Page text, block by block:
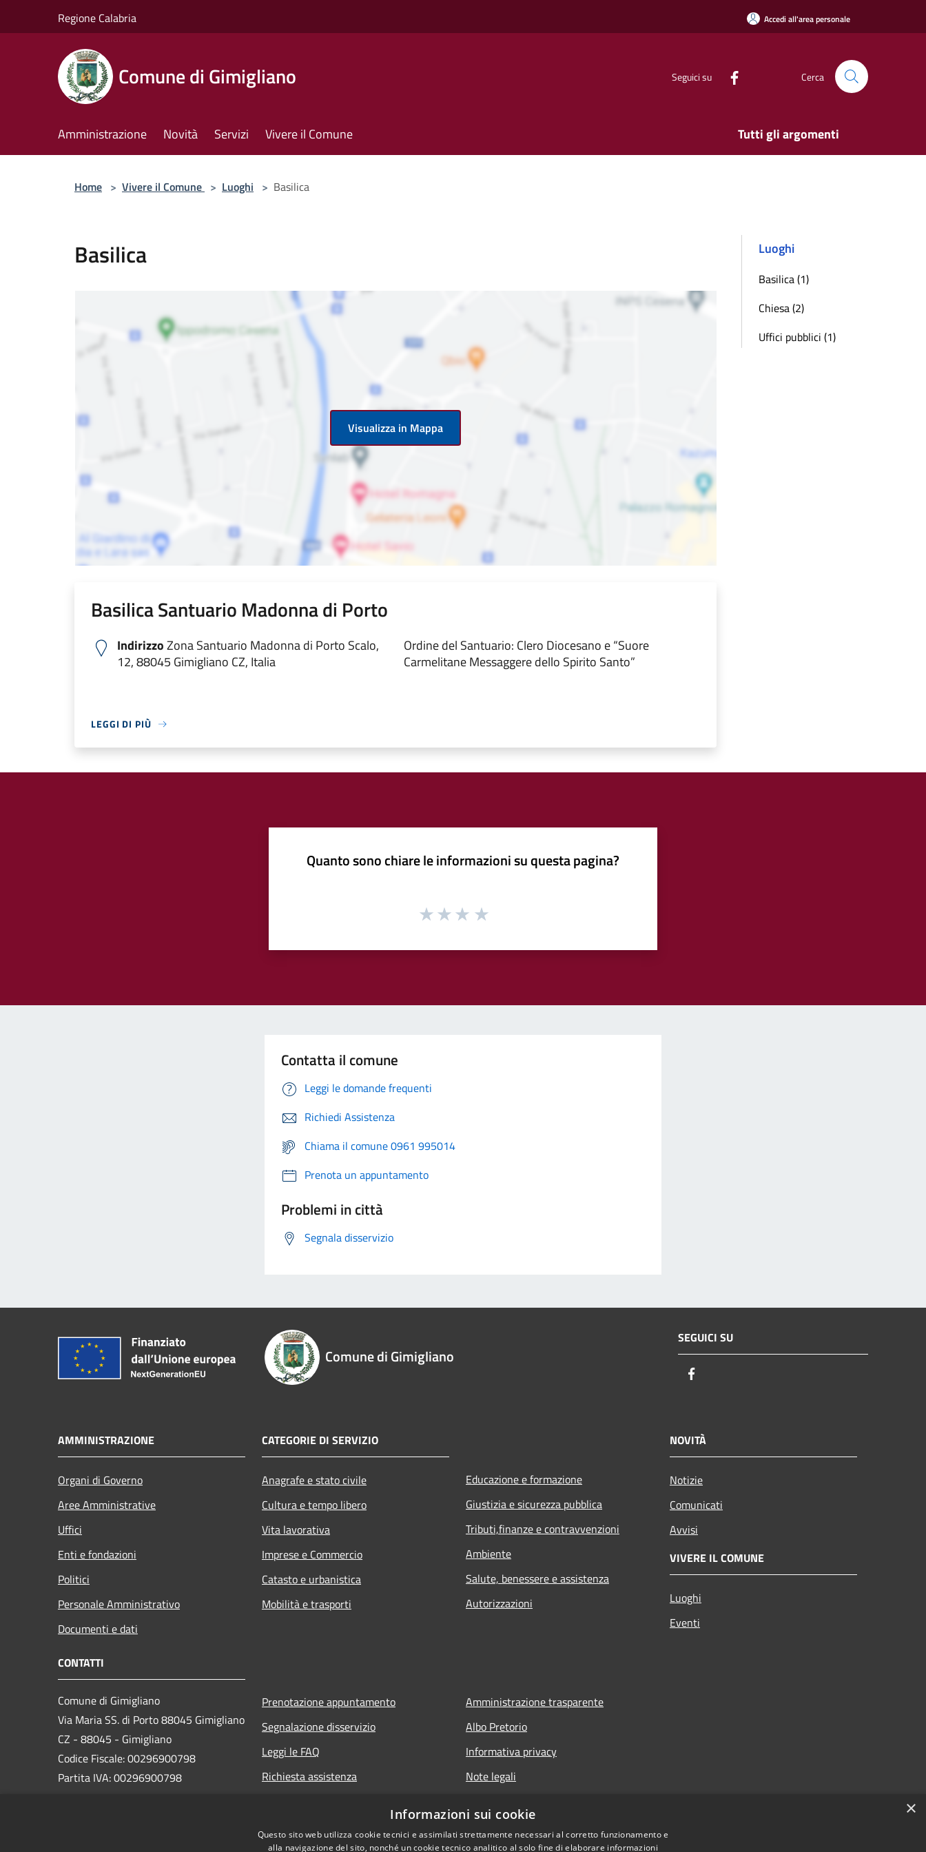
Regione Calabria Accedi all'area personale
Comune di Gimigliano Seguici su Cerca
Amministrazione Novità Servizi Vivere il Comune Tutti gli argomenti
Home > Vivere il Comune > Luoghi > Basilica
Basilica
Visualizza in Mappa
Basilica Santuario Madonna di Porto
IndirizzoZona Santuario Madonna di Porto Scalo,
12, 88045 Gimigliano CZ, Italia
Ordine del Santuario: Clero Diocesano e “Suore
Carmelitane Messaggere dello Spirito Santo”
LEGGI DI PIÙ
Luoghi
Basilica (1)
Chiesa (2)
Uffici pubblici (1)
Quanto sono chiare le informazioni su questa pagina?
Contatta il comune
Leggi le domande frequenti
Richiedi Assistenza
Chiama il comune 0961 995014
Prenota un appuntamento
Problemi in città
Segnala disservizio
Comune di Gimigliano
SEGUICI SU
AMMINISTRAZIONE
Organi di Governo
Aree Amministrative
Uffici
Enti e fondazioni
Politici
Personale Amministrativo
Documenti e dati
CATEGORIE DI SERVIZIO
Anagrafe e stato civile
Cultura e tempo libero
Vita lavorativa
Imprese e Commercio
Catasto e urbanistica
Mobilità e trasporti
Educazione e formazione
Giustizia e sicurezza pubblica
Tributi,finanze e contravvenzioni
Ambiente
Salute, benessere e assistenza
Autorizzazioni
NOVITÀ
Notizie
Comunicati
Avvisi
VIVERE IL COMUNE
Luoghi
Eventi
CONTATTI
Comune di Gimigliano
Via Maria SS. di Porto 88045 Gimigliano
CZ - 88045 - Gimigliano
Codice Fiscale: 00296900798
Partita IVA: 00296900798
Prenotazione appuntamento
Segnalazione disservizio
Leggi le FAQ
Richiesta assistenza
Amministrazione trasparente
Albo Pretorio
Informativa privacy
Note legali
×
Informazioni sui cookie
Questo sito web utilizza cookie tecnici e assimilati strettamente necessari al corretto funzionamento e
alla navigazione del sito, nonché un cookie tecnico analitico al solo fine di elaborare informazioni